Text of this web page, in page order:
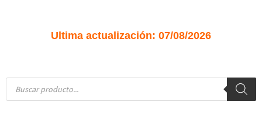
Ultima actualización: 07/08/2026